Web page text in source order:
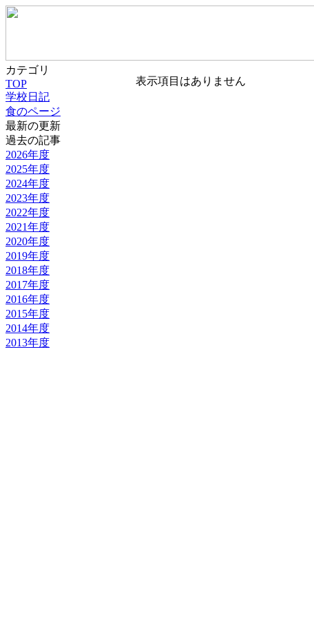
カテゴリ
TOP
学校日記
食のページ
最新の更新
過去の記事
2026年度
2025年度
2024年度
2023年度
2022年度
2021年度
2020年度
2019年度
2018年度
2017年度
2016年度
2015年度
2014年度
2013年度
表示項目はありません